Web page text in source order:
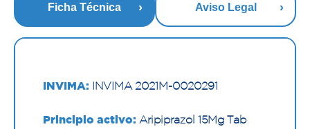
Ficha Técnica Aviso Legal
INVIMA: INVIMA 2021M-0020291
Principio activo: Aripiprazol 15Mg Tab